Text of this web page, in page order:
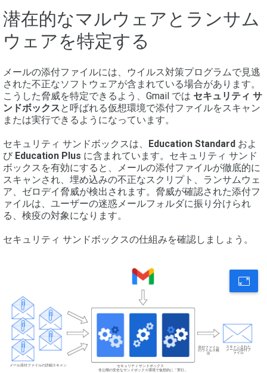
潜在的なマルウェアとランサム
ウェアを特定する
メールの添付ファイルには、ウイルス対策プログラムで見逃
された不正なソフトウェアが含まれている場合があります。
こうした脅威を特定できるよう、Gmail では セキュリティ サ
ンドボックスと呼ばれる仮想環境で添付ファイルをスキャン
または実行できるようになっています。
セキュリティ サンドボックスは、 Education Standard およ
び Education Plus に含まれています。セキュリティ サンド
ボックスを有効にすると、メールの添付ファイルが徹底的に
スキャンされ、埋め込みの不正なスクリプト、ランサムウェ
ア、ゼロデイ脅威が検出されます。脅威が確認された添付フ
ァイルは、ユーザーの迷惑メールフォルダに振り分けられ
る、検疫の対象になります。
セキュリティ サンドボックスの仕組みを確認しましょう。
メール添付ファイルの詳細スキャン
添付ファイル
のウイルス検
出
スキャンされた
メールの添付フ
ァイル
セキュリティ サンドボックス
非公開の安全なサンドボックス環境で仮想的に「実行」